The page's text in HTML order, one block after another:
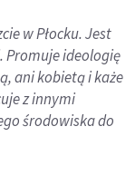
w Płocku. Jest
Promuje ideologię
ani kobietą i każe
z innymi
środowiska do